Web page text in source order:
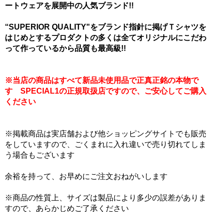
ートウェアを展開中の人気ブランド!!
“SUPERIOR QUALITY"をブランド指針に掲げＴシャツを
はじめとするプロダクトの多くは全てオリジナルにこだわ
って作っているから品質も最高級!!
※当店の商品はすべて新品未使用品で正真正銘の本物で
す SPECIAL1の正規取扱店ですので、ご安心してご購入
ください
※掲載商品は実店舗および他ショッピングサイトでも販売
をしていますので、ごくまれに入れ違いで売り切れてしま
う場合もございます
余裕を持って、お早めにご注文おねがいします
※商品の性質上、サイズは製品により多少の誤差がありま
すので、あらかじめご了承ください